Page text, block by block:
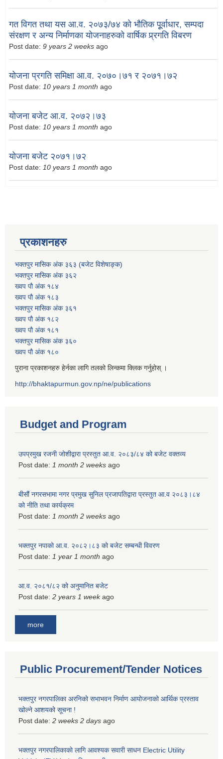
गत विगत तथा यस आ.व. २०७३/७४ को भौतिक पूूर्वाधार, सम्पदा
संरक्षण र अन्य निर्माणका योजनाहरुको वार्षिक प्र्रगति विबरण
Post date: 9 years 2 weeks ago
योजना प्रगति समिक्षा आ.व. २०७०।७१ र २०७१।७२
Post date: 10 years 1 month ago
योजना बजेट आ.व. २०७२।७३
Post date: 10 years 1 month ago
योजना बजेट २०७१।७२
Post date: 10 years 1 month ago
प्रकाशनहरु
भक्तपुर मासिक अंक ३६३ (बजेट विशेषाङ्क)
भक्तपुर मासिक अंक ३६२
ख्वप पौ अंक १८४
ख्वप पौ अंक १८३
भक्तपुर मासिक अंक ३६१
ख्वप पौ अंक १८२
ख्वप पौ अंक १८१
भक्तपुर मासिक अंक ३६०
ख्वप पौ अंक १८०
पुराना प्रकाशनहरु हेर्नका लागि तलको लिन्कमा क्लिक गर्नुहोस् ।
http://bhaktapurmun.gov.np/ne/publications
Budget and Program
उपप्रमुख रजनी जोशीद्वारा प्रस्तुत आ.व. २०८३/८४ को बजेट वक्तव्य
Post date: 1 month 2 weeks ago
बीसौं नगरसभामा नगर प्रमुख सुनिल प्रजापतिद्वारा प्रस्तुत आ.व‍ २०८३।८४
को नीति तथा कार्यक्रम
Post date: 1 month 2 weeks ago
भक्तपुर नपाको आ.व. २०८२।८३ को बजेट सम्बन्धी विवरण
Post date: 1 year 1 month ago
आ.व. २०८१/८२ को अनुमानित बजेट
Post date: 2 years 1 weekago
more
Public Procurement/Tender Notices
भक्तपुर नगरपालिका अरनिको सभाभवन निर्माण आयोजनाको आर्थिक प्रस्ताव
खोल्ने आशयको सूचना !
Post date: 2 weeks 2 days ago
भक्तपुर नगरपालिकाकाे लागि आवश्यक सवारी साधन Electric Utility